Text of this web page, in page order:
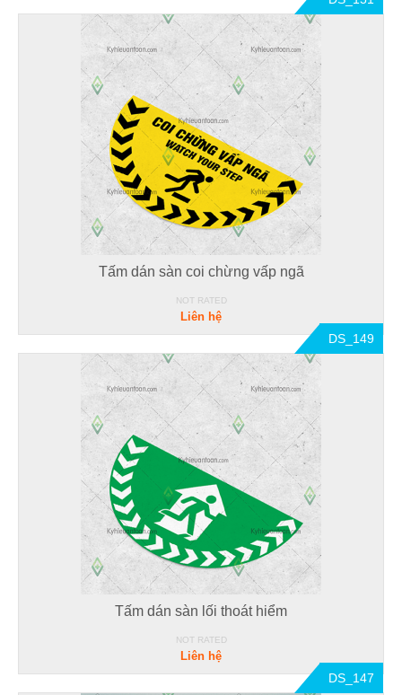
Tấm dán sàn coi chừng vấp ngã
NOT RATED
Liên hệ
DS_149
Tấm dán sàn lối thoát hiểm
NOT RATED
Liên hệ
DS_147